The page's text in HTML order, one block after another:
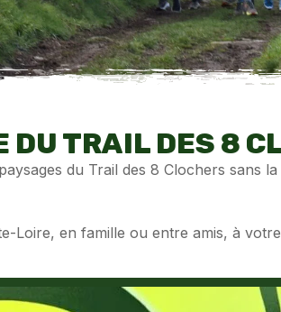
TRAIL DES 8
du Trail des 8 Clochers sans
Loire, en famille ou entre amis, à